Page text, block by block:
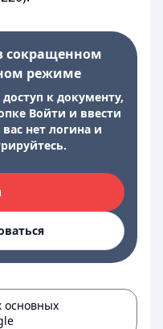
сокращенном
режиме
к документу,
Войти и ввести
нет логина и
основных